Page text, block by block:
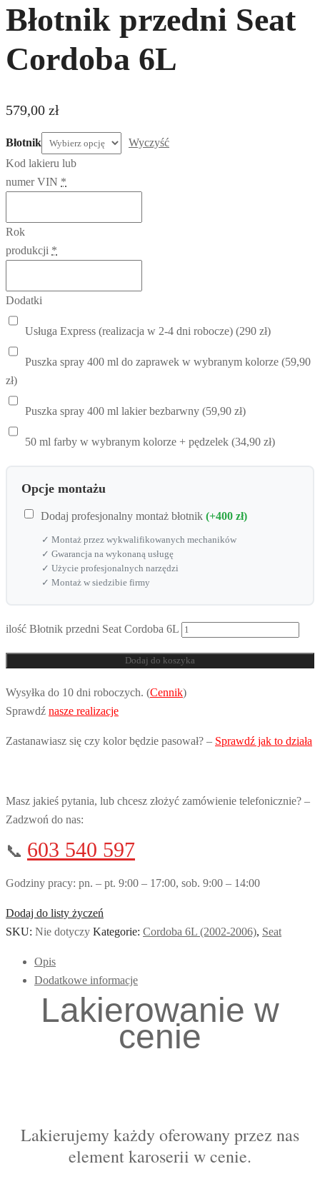
Błotnik przedni Seat
Cordoba 6L
579,00 zł
Błotnik
Wyczyść
Kod lakieru lub
numer VIN *
Rok
produkcji *
Dodatki
Usługa Express (realizacja w 2-4 dni robocze) (290 zł)
Puszka spray 400 ml do zaprawek w wybranym kolorze (59,90
zł)
Puszka spray 400 ml lakier bezbarwny (59,90 zł)
50 ml farby w wybranym kolorze + pędzelek (34,90 zł)
Opcje montażu
Dodaj profesjonalny montaż błotnik (+400 zł)
✓ Montaż przez wykwalifikowanych mechaników
✓ Gwarancja na wykonaną usługę
✓ Użycie profesjonalnych narzędzi
✓ Montaż w siedzibie firmy
ilość Błotnik przedni Seat Cordoba 6L
Dodaj do koszyka
Wysyłka do 10 dni roboczych. (Cennik)
Sprawdź nasze realizacje
Zastanawiasz się czy kolor będzie pasował? – Sprawdź jak to działa
Masz jakieś pytania, lub chcesz złożyć zamówienie telefonicznie? –
Zadzwoń do nas:
📞 603 540 597
Godziny pracy: pn. – pt. 9:00 – 17:00, sob. 9:00 – 14:00
Dodaj do listy życzeń
SKU: Nie dotyczy Kategorie: Cordoba 6L (2002-2006), Seat
Opis
Dodatkowe informacje
Lakierowanie w
cenie
Lakierujemy każdy oferowany przez nas
element karoserii w cenie.